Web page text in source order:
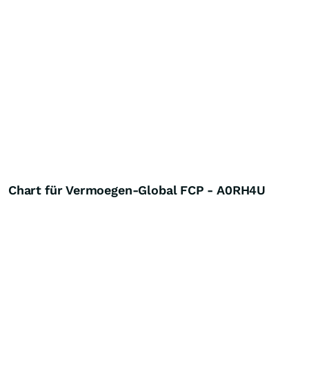
Chart für Vermoegen-Global FCP - A0RH4U